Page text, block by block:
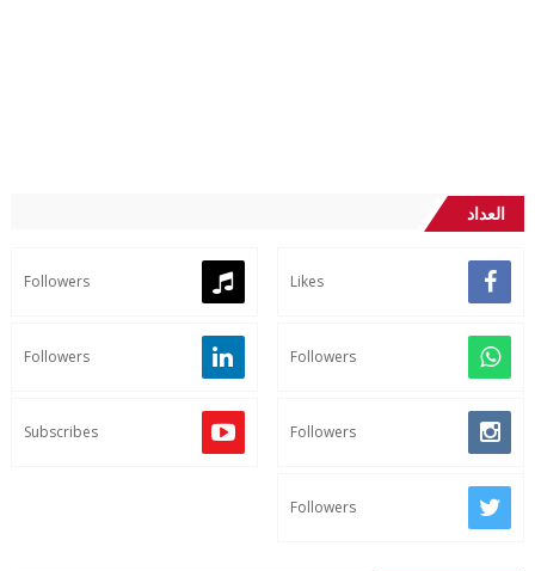
العداد
Likes
Followers
Followers
Followers
Followers
Subscribes
Followers